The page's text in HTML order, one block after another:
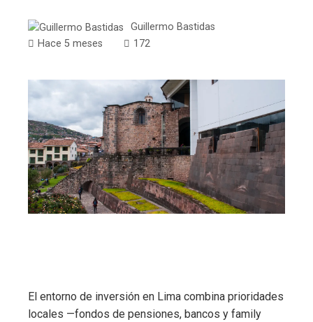
Guillermo Bastidas
Hace 5 meses
172
El entorno de inversión en Lima combina prioridades
locales —fondos de pensiones, bancos y family